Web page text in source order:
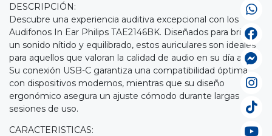
DESCRIPCIÓN:
Descubre una experiencia auditiva excepcional con los
Audifonos In Ear Philips TAE2146BK. Diseñados para brindar
un sonido nítido y equilibrado, estos auriculares son ideales
para aquellos que valoran la calidad de audio en su día a día.
Su conexión USB-C garantiza una compatibilidad óptima
con dispositivos modernos, mientras que su diseño
ergonómico asegura un ajuste cómodo durante largas
sesiones de uso.
CARACTERISTICAS: